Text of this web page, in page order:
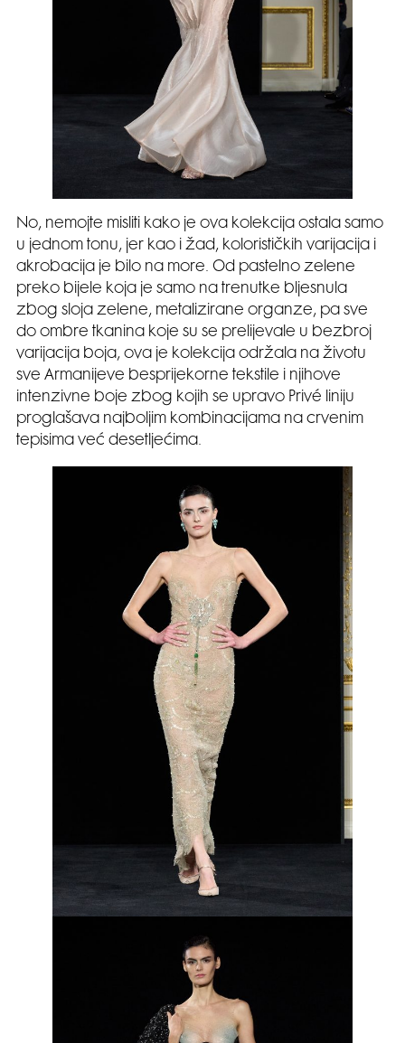
No, nemojte misliti kako je ova kolekcija ostala samo
u jednom tonu, jer kao i žad, kolorističkih varijacija i
akrobacija je bilo na more. Od pastelno zelene
preko bijele koja je samo na trenutke bljesnula
zbog sloja zelene, metalizirane organze, pa sve
do ombre tkanina koje su se prelijevale u bezbroj
varijacija boja, ova je kolekcija održala na životu
sve Armanijeve besprijekorne tekstile i njihove
intenzivne boje zbog kojih se upravo Privé liniju
proglašava najboljim kombinacijama na crvenim
tepisima već desetljećima.